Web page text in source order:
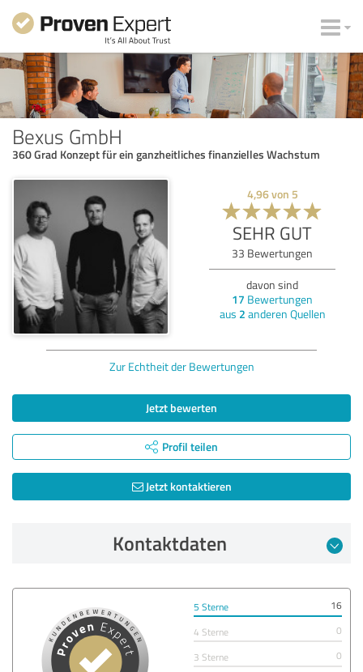
Bexus GmbH
360 Grad Konzept für ein ganzheitliches finanzielles Wachstum
4,96von 5
SEHR GUT
33 Bewertungen
davon sind
17 Bewertungen
aus 2 anderen Quellen
Zur Echtheit der Bewertungen
Jetzt bewerten
Profil teilen
Jetzt kontaktieren
Kontaktdaten
5 Sterne
16
4 Sterne
0
3 Sterne
0